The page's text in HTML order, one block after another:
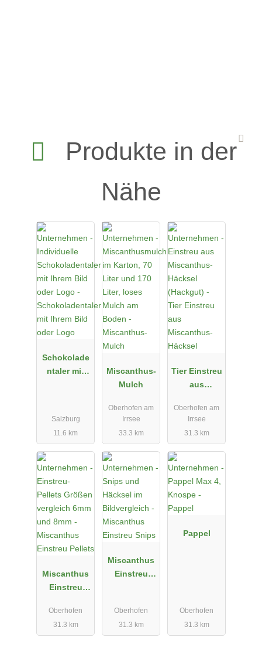
Produkte in der
Nähe
Schokolade
ntaler mit
Salzburg
11.6 km
Miscanthus-
Mulch
Oberhofen am
Irrsee
33.3 km
Tier Einstreu
aus
Häcksel
Oberhofen am
Irrsee
31.3 km
Miscanthus
Einstreu
Oberhofen
31.3 km
Miscanthus
Einstreu
Oberhofen
31.3 km
Pappel
Oberhofen
31.3 km